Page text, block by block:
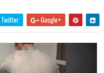
Twitter Google+